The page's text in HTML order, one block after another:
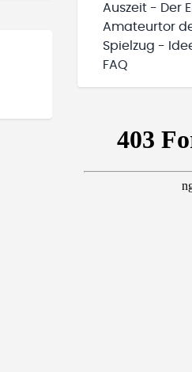
Auszeit - Der
Amateurtor
Spielzug -
FAQ